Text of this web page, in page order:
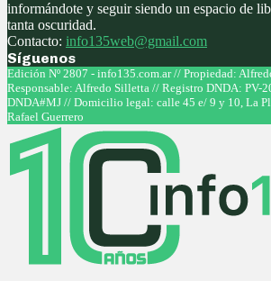
informándote y seguir siendo un espacio de
tanta oscuridad.
Contacto: info135web@gmail.com
Síguenos
Facebook
Twitter
Instagram
Youtube
Edición Nº 2807 - info135.com.ar // Propiedad:
Responsable: Alfredo Silletta // Registro DNDA: PV-
DNDA#MJ // Domicilio legal: calle 45 e/ 9 y 10, La
Rafael Guerrero